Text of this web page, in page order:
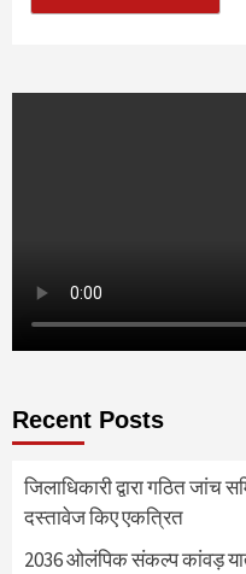
Recent Posts
जिलाधिकारी द्वारा गठित
दस्तावेज किए एकत्रित
2036 ओलंपिक संकल्प कांवड़